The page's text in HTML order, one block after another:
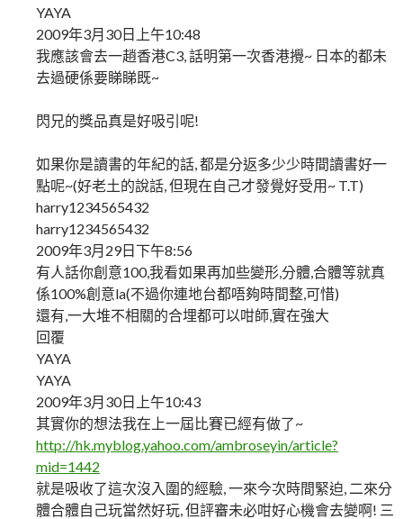
YAYA
2009年3月30日上午10:48
我應該會去一趙香港C3, 話明第一次香港攪~ 日本的都未
去過硬係要睇睇既~
閃兄的獎品真是好吸引呢!
如果你是讀書的年紀的話, 都是分返多少少時間讀書好一
點呢~(好老土的說話, 但現在自己才發覺好受用~ T.T)
harry1234565432
harry1234565432
2009年3月29日下午8:56
有人話你創意100,我看如果再加些變形,分體,合體等就真
係100%創意la(不過你連地台都唔夠時間整,可惜)
還有,一大堆不相關的合埋都可以咁師,實在強大
回覆
YAYA
YAYA
2009年3月30日上午10:43
其實你的想法我在上一屆比賽已經有做了~
http://hk.myblog.yahoo.com/ambroseyin/article?
mid=1442
就是吸收了這次沒入圍的經驗, 一來今次時間緊迫, 二來分
體合體自己玩當然好玩, 但評審未必咁好心機會去變啊! 三